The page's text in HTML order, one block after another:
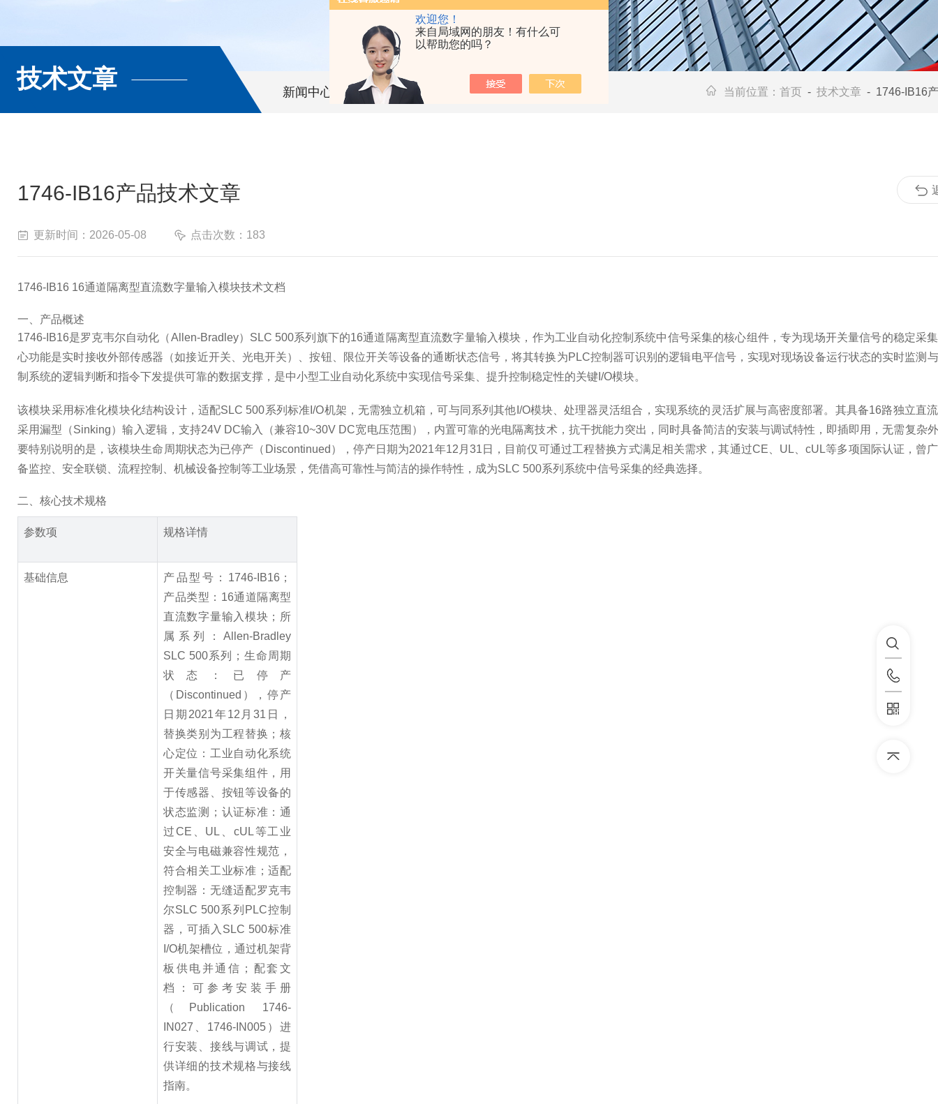
欢迎您！
来自局域网的朋友！有什么可
以帮助您的吗？
技术文章 新闻中心 技术文章 当前位置： 首页 - 技术文章 - 1746-IB16
1746-IB16产品技术文章
更新时间：2026-05-08 点击次数：183
1746-IB16 16通道隔离型直流数字量输入模块技术文档
一、产品概述
1746-IB16是罗克韦尔自动化（Allen-Bradley）SLC 500系列旗下的16通道隔离型直流数字量输入模块，作为工业自动化控制系统中信号采集的核心组件，专为现场开关量信号的稳定采
心功能是实时接收外部传感器（如接近开关、光电开关）、按钮、限位开关等设备的通断状态信号，将其转换为PLC控制器可识别的逻辑电平信号，实现对现场设备运行状态的实时监测
制系统的逻辑判断和指令下发提供可靠的数据支撑，是中小型工业自动化系统中实现信号采集、提升控制稳定性的关键I/O模块。
该模块采用标准化模块化结构设计，适配SLC 500系列标准I/O机架，无需独立机箱，可与同系列其他I/O模块、处理器灵活组合，实现系统的灵活扩展与高密度部署。其具备16路独立直
采用漏型（Sinking）输入逻辑，支持24V DC输入（兼容10~30V DC宽电压范围），内置可靠的光电隔离技术，抗干扰能力突出，同时具备简洁的安装与调试特性，即插即用，无需复杂
要特别说明的是，该模块生命周期状态为已停产（Discontinued），停产日期为2021年12月31日，目前仅可通过工程替换方式满足相关需求，其通过CE、UL、cUL等多项国际认证，曾
备监控、安全联锁、流程控制、机械设备控制等工业场景，凭借高可靠性与简洁的操作特性，成为SLC 500系列系统中信号采集的经典选择。
二、核心技术规格
参数项 规格详情
基础信息
产品型号：1746-IB16；
产品类型：16通道隔离型
直流数字量输入模块；所
属系列：Allen-Bradley
SLC 500系列；生命周期
状态：已停产
（Discontinued），停产
日期2021年12月31日，
替换类别为工程替换；核
心定位：工业自动化系统
开关量信号采集组件，用
于传感器、按钮等设备的
状态监测；认证标准：通
过CE、UL、cUL等工业
安全与电磁兼容性规范，
符合相关工业标准；适配
控制器：无缝适配罗克韦
尔SLC 500系列PLC控制
器，可插入SLC 500标准
I/O机架槽位，通过机架背
板供电并通信；配套文
档：可参考安装手册
（Publication 1746-
IN027、1746-IN005）进
行安装、接线与调试，提
供详细的技术规格与接线
指南。